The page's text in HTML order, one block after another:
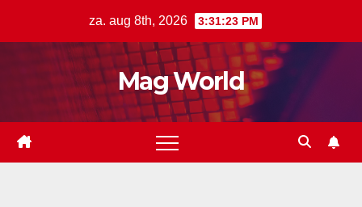
za. aug 8th, 2026 3:31:24 PM
Mag World